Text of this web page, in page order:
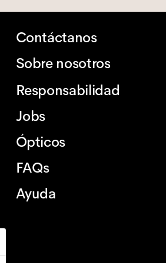
Contáctanos
Sobre nosotros
Responsabilidad
Jobs
Ópticos
FAQs
Ayuda